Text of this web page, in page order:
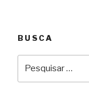
BUSCA